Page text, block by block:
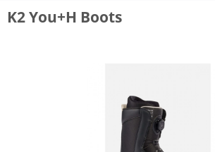
K2 You+H Boots